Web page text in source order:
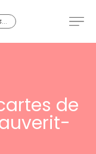
...
de